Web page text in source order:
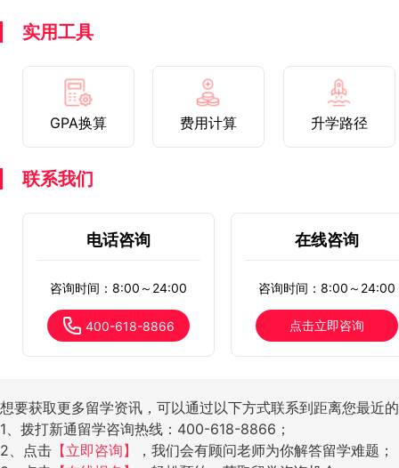
实用工具
GPA换算 费用计算 升学路径
联系我们
电话咨询
咨询时间：8:00～24:00
400-618-8866
在线咨询
咨询时间：8:00～24:00
点击立即咨询
想要获取更多留学资讯，可以通过以下方式联系到距离您最近
1、拨打新通留学咨询热线：400-618-8866；
2、点击 【立即咨询】
，我们会有顾问老师为你解答留学难题；